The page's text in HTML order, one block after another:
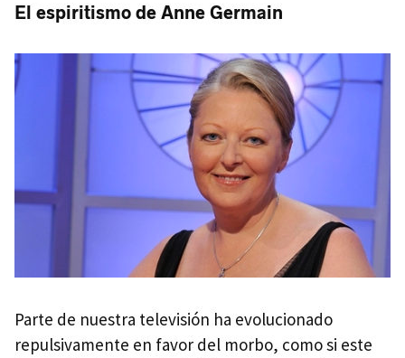
El espiritismo de Anne Germain
Parte de nuestra televisión ha evolucionado
repulsivamente en favor del morbo, como si este